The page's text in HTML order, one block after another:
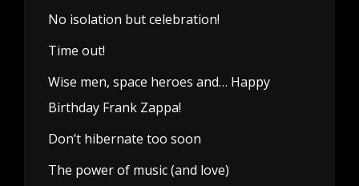
No isolation but celebration!
Time out!
Wise men, space heroes and… Happy
Birthday Frank Zappa!
Don’t hibernate too soon
The power of music (and love)